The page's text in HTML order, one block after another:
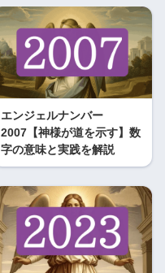
エンジェルナンバー
2007【神様が道を示す】数
字の意味と実践を解説